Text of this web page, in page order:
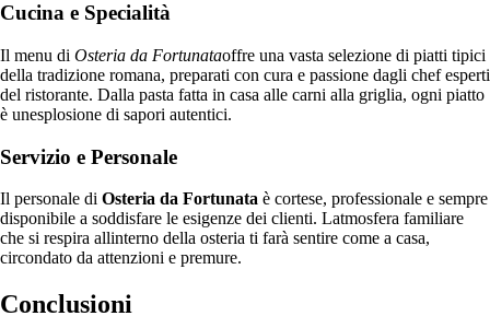
Cucina e Specialità
Il menu di Osteria da Fortunataoffre una vasta selezione di piatti tipici
della tradizione romana, preparati con cura e passione dagli chef esperti
del ristorante. Dalla pasta fatta in casa alle carni alla griglia, ogni piatto
è unesplosione di sapori autentici.
Servizio e Personale
Il personale di Osteria da Fortunata è cortese, professionale e sempre
disponibile a soddisfare le esigenze dei clienti. Latmosfera familiare
che si respira allinterno della osteria ti farà sentire come a casa,
circondato da attenzioni e premure.
Conclusioni